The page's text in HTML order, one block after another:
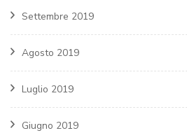
Settembre 2019
Agosto 2019
Luglio 2019
Giugno 2019